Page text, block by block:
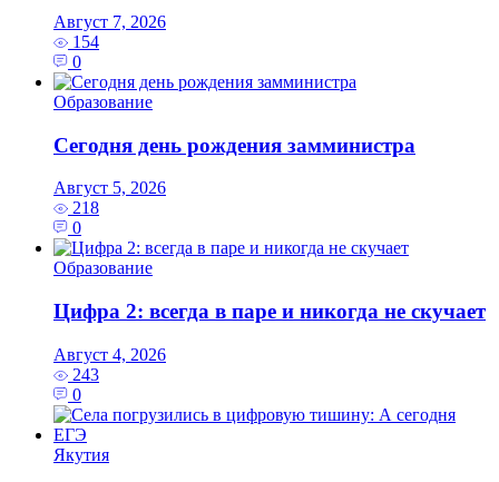
Август 7, 2026
154
0
Образование
Сегодня день рождения замминистра
Август 5, 2026
218
0
Образование
Цифра 2: всегда в паре и никогда не скучает
Август 4, 2026
243
0
Якутия